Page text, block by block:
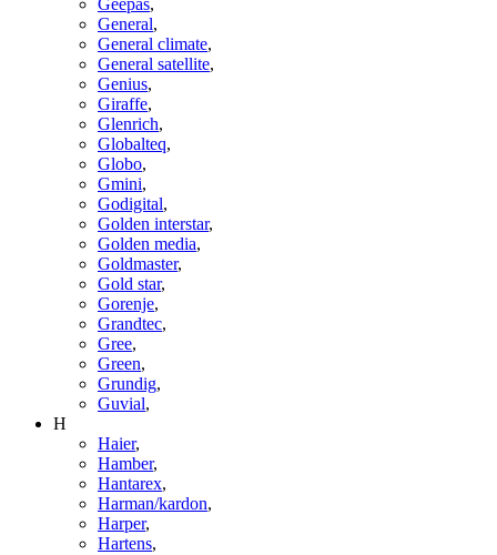
General,
General climate,
General satellite,
Genius,
Giraffe,
Glenrich,
Globalteq,
Globo,
Gmini,
Godigital,
Golden interstar,
Golden media,
Goldmaster,
Gold star,
Gorenje,
Grandtec,
Gree,
Green,
Grundig,
Guvial,
H
Haier,
Hamber,
Hantarex,
Harman/kardon,
Harper,
Hartens,